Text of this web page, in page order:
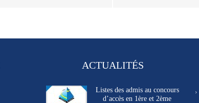
ACTUALITÉS
Listes des admis au concours
d’accès en 1ère et 2ème